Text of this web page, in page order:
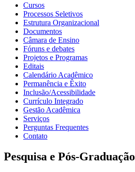
Cursos
Processos Seletivos
Estrutura Organizacional
Documentos
Câmara de Ensino
Fóruns e debates
Projetos e Programas
Editais
Calendário Acadêmico
Permanência e Êxito
Inclusão/Acessibilidade
Currículo Integrado
Gestão Acadêmica
Serviços
Perguntas Frequentes
Contato
Pesquisa e Pós-Graduação